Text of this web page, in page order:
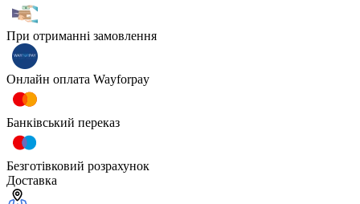
При отриманні замовлення
Онлайн оплата Wayforpay
Банківський переказ
Безготівковий розрахунок
Доставка